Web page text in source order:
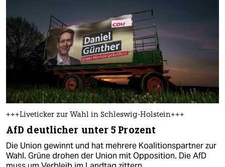
+++Liveticker zur Wahl in Schleswig-Holstein+++
AfD deutlicher unter 5 Prozent
Die Union gewinnt und hat mehrere Koalitionspartner zur
Wahl. Grüne drohen der Union mit Opposition. Die AfD